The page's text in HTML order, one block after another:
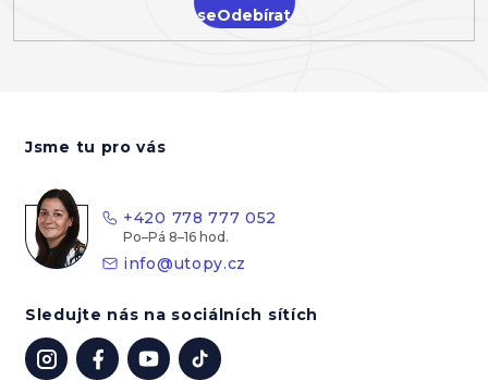
se
Jsme tu pro vás
+420 778 777 052
info@utopy.cz
Sledujte nás na sociálních sítích